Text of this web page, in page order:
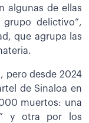
algunas de ellas
delictivo”,
que agrupa las
pero desde 2024
de Sinaloa en
muertos: una
y otra por los